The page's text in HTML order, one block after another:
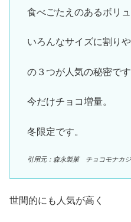
食べごたえのあるボリュ
いろんなサイズに割り
の３つが人気の秘密です
今だけチョコ増量。
冬限定です。
引用元：森永製菓 チョコモナカ
世間的にも人気が高く